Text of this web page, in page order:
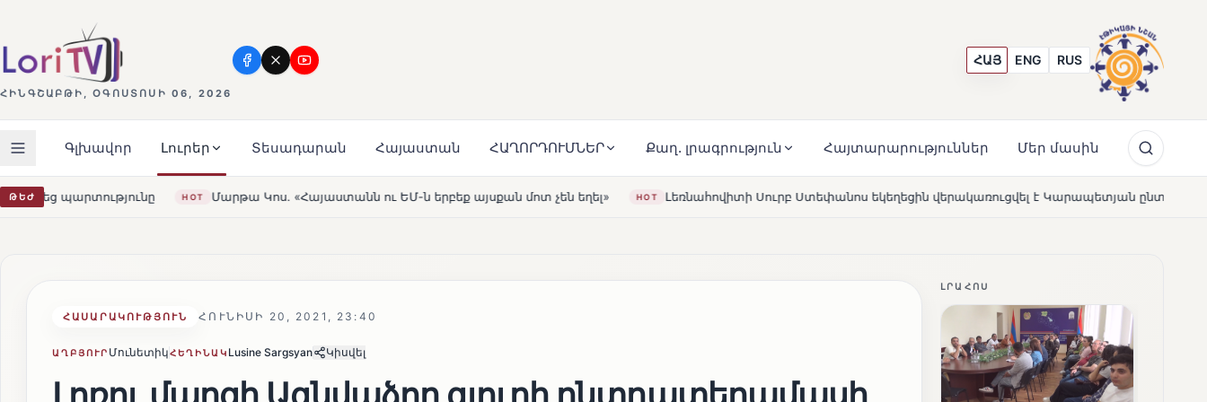
ՀԻՆԳՇԱԲԹԻ, ՕԳՈՍՏՈՍԻ 06, 2026
ՀԱՅ ENG RUS
Գլխավոր Լուրեր Տեսադարան Հայաստան ՀԱՂՈՐԴՈՒՄՆԵՐ Քաղ. լրագրություն Հայտարարություններ Մեր մասին
ԹԵԺHOT Մարթա Կոս. «Հայաստանն ու ԵՄ-ն երբեք այսքան մոտ չեն եղել» HOT Լեռնահովիտի Սուրբ Ստեփանոս եկեղեցին վերակառուցվել է Կարապետյան ընտանիքի մեկենասությամբ
ՀԱՍԱՐԱԿՈՒԹՅՈՒՆ ՀՈՒՆԻՍԻ 20, 2021, 23:40
ԱՂԲՅՈՒՐ ՄունետիկՀԵՂԻՆԱԿ Lusine Sargsyan Կիսվել
ԼՐԱՀՈՍ